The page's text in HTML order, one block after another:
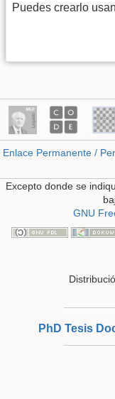
Puedes crearlo
Enlace Permanente /
Excepto donde se
GNU
PhD Tesis